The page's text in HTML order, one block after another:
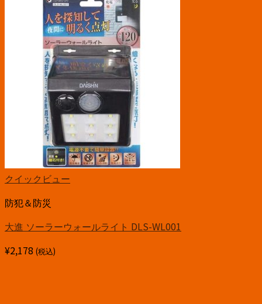
クイックビュー
防犯＆防災
大進 ソーラーウォールライト DLS-WL001
¥2,178 (税込)